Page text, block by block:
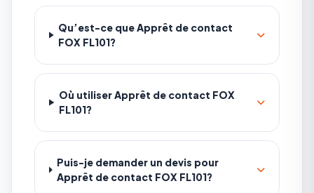
Qu’est-ce que Apprêt de contact
FOX FL101?
Où utiliser Apprêt de contact FOX
FL101?
Puis-je demander un devis pour
Apprêt de contact FOX FL101?